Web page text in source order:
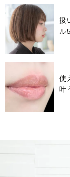
扱
ル
使
叶